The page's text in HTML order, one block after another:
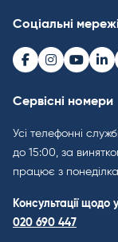
Соціальні мережі
Facebook
Instagram
Сервісні номери
Усі телефонні
до 15:00, за
працює з
Консультації щодо
020 690 447